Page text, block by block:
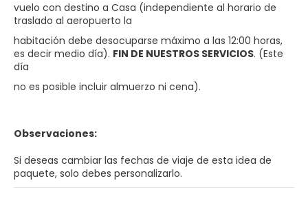
vuelo con destino a Casa (independiente al horario de
traslado al aeropuerto la
habitación debe desocuparse máximo a las 12:00 horas,
es decir medio día). FIN DE NUESTROS SERVICIOS. (Este
día
no es posible incluir almuerzo ni cena).
Observaciones:
Si deseas cambiar las fechas de viaje de esta idea de
paquete, solo debes personalizarlo.